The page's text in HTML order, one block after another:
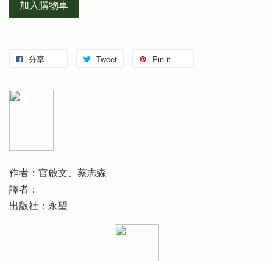
加入購物車
分享 Tweet Pin it
作者：官啟文、蔡志森
譯者：
出版社：永望